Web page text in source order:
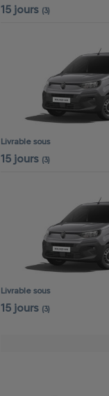
15 jours (3)
Livrable sous
15 jours (3)
Livrable sous
15 jours (3)